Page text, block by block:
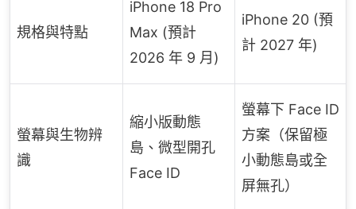
規格與特點
iPhone 18 Pro
Max (預計
2026 年 9 月)
iPhone 20 (預
計 2027 年)
螢幕與生物辨
識
縮小版動態
島、微型開孔
Face ID
螢幕下 Face ID
方案（保留極
小動態島或全
屏無孔）